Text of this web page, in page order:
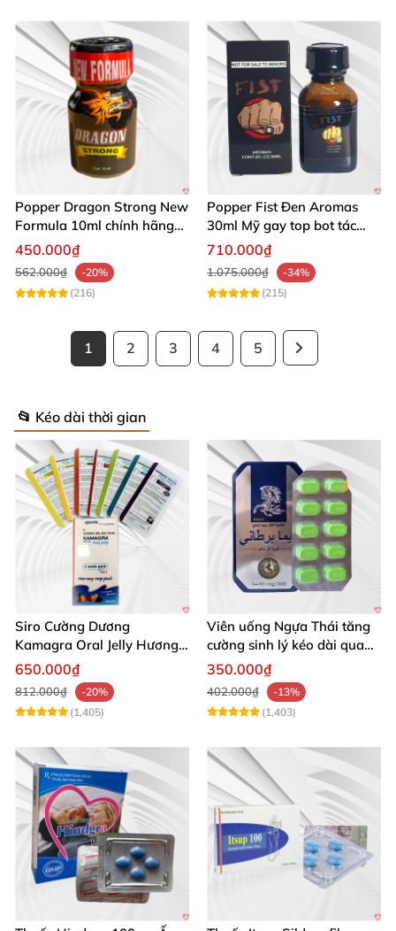
Popper Dragon Strong New
Formula 10ml chính hãng
Mỹ dành cho Top Bot
450.000₫
562.000₫
-20%
(216)
Popper Fist Đen Aromas
30ml Mỹ gay top bot tác
dụng mạnh
710.000₫
1.075.000₫
-34%
(215)
1 2 3 4 5
📂 Kéo dài thời gian
Siro Cường Dương
Kamagra Oral Jelly Hương
Trái Cây Một Hộp 7 Gói
650.000₫
812.000₫
-20%
(1,405)
Viên uống Ngựa Thái tăng
cường sinh lý kéo dài quan
hệ
350.000₫
402.000₫
-13%
(1,403)